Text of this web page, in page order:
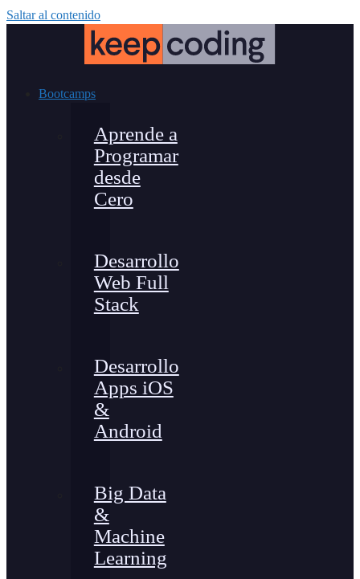
Saltar al contenido
Bootcamps
Aprende a
Programar
desde
Cero
Desarrollo
Web Full
Stack
Desarrollo
Apps iOS
&
Android
Big Data
&
Machine
Learning